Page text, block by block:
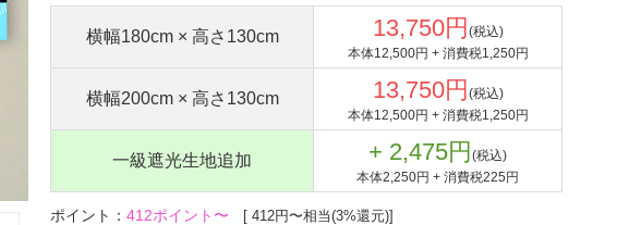
横幅180cm × 高さ130cm 13,750円 (税込)
本体12,500円 + 消費税1,250円
横幅200cm × 高さ130cm 13,750円 (税込)
本体12,500円 + 消費税1,250円
一級遮光生地追加 + 2,475円 (税込)
本体2,250円 + 消費税225円
ポイント： 412ポイント〜 [ 412円〜相当(3%還元)]